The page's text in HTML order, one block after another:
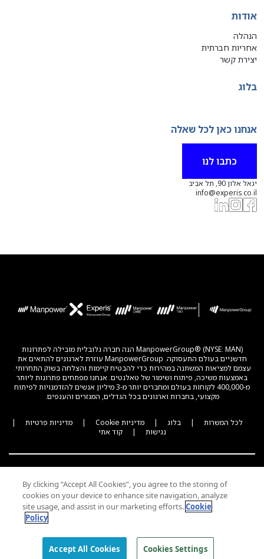
אודות
הנהלה
אחריות חברתית
יצירת קשר
בלוג
אנחנו כאן לכל שאלה
כתבו לנו
יגאל אלון 90, תל אביב
info@experis.co.il
ManpowerGroup® (NYSE: MAN) הנה חברה גלובלית מובילה לפתרונות
חדשניים בעולם התעסוקה. ManpowerGroup עוזרת לארגונים להתאים את
עצמם למציאות המשתנה במהירות כדי להבטיח קיימות והצלחה בשוק התחרותי.
באמצעות משיכה, פיתוח ושימור של טאלנטים. אנחנו מפתחים פתרונות ליותר
מ-400,000 לקוחות בעולם ומחברים יותר מ-3 מיליון אנשים להזדמנויות לפיתוח
מקצועי, בחברות וארגונים בכל הגדלים, המגזרים והענפים.
לכל המשרות | בלוג | מדיניות Cookie | מדיניות פרטיות
|
נגישות
| קוד אתי
ENGLISH
By clicking “Accept All Cookies”, you agree to the storing of
cookies on your device to enhance site navigation, analyze
site usage, and assist in our marketing efforts.Cookie
Policy
Cookies Settings
Accept All Cookies